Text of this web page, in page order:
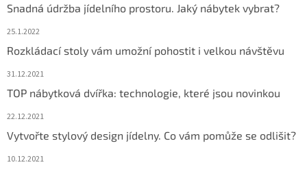
Snadná údržba jídelního prostoru. Jaký nábytek vybrat?
25.1.2022
Rozkládací stoly vám umožní pohostit i velkou návštěvu
31.12.2021
TOP nábytková dvířka: technologie, které jsou novinkou
22.12.2021
Vytvořte stylový design jídelny. Co vám pomůže se odlišit?
10.12.2021